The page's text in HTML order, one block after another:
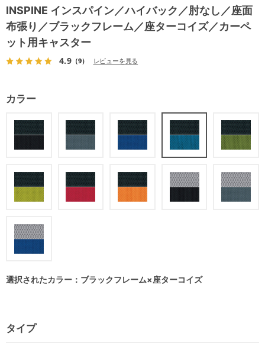
INSPINE インスパイン／ハイバック／肘なし／座面
布張り／ブラックフレーム／座ターコイズ／カーペ
ット用キャスター
4.9（9） レビューを見る
カラー
選択されたカラー：ブラックフレーム×座ターコイズ
タイプ